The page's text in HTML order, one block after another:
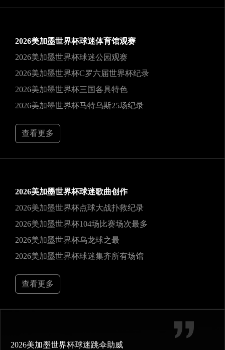
2026美加墨世界杯球迷体育馆观赛
2026美加墨世界杯球迷公园观赛
2026美加墨世界杯C罗六届世界杯纪录
2026美加墨世界杯三国各具特色
2026美加墨世界杯马特乌斯25场纪录
查看更多
2026美加墨世界杯球迷歌曲创作
2026美加墨世界杯点球大战扑救纪录
2026美加墨世界杯104场比赛场次最多
2026美加墨世界杯乌龙球之最
2026美加墨世界杯球迷集齐所有场馆
查看更多
2026美加墨世界杯球迷跳伞助威